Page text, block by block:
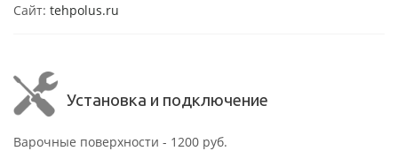
Сайт: tehpolus.ru
Установка и подключение
Варочные поверхности - 1200 руб.